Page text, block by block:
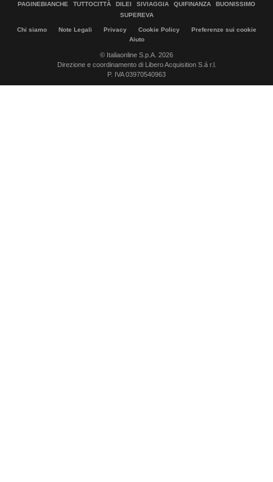
PAGINEBIANCHE
TUTTOCITTÀ DILEI SIVIAGGIA QUIFINANZA
BUONISSIMO
SUPEREVA
Chi siamo Note Legali Privacy Cookie Policy
Preferenze sui cookie
Aiuto
© Italiaonline S.p.A. 2026
Direzione e coordinamento di Libero Acquisition S.á r.l.
P. IVA 03970540963